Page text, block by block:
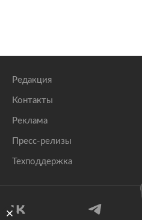
Редакция
Контакты
Реклама
Пресс-релизы
Техподдержка